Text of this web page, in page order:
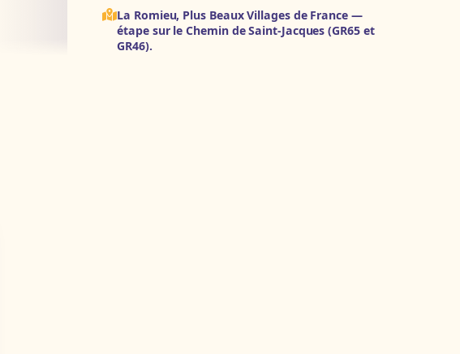
La Romieu, Plus Beaux Villages de France —
étape sur le Chemin de Saint-Jacques (GR65 et
GR46).